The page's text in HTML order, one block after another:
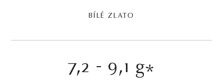
BÍLÉ ZLATO
7,2 - 9,1 g*